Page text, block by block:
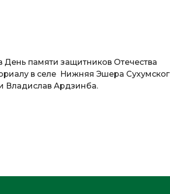
в День памяти защитников Отечества
в селе Нижняя Эшера
Владислав Ардзинба.